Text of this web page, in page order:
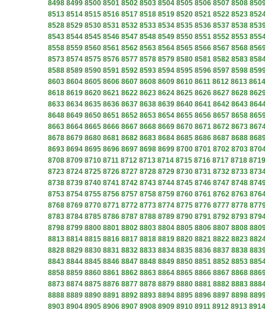
8498 8499 8500 8501 8502 8503 8504 8505 8506 8507 8508
8513 8514 8515 8516 8517 8518 8519 8520 8521 8522 8523
8528 8529 8530 8531 8532 8533 8534 8535 8536 8537 8538
8543 8544 8545 8546 8547 8548 8549 8550 8551 8552 8553
8558 8559 8560 8561 8562 8563 8564 8565 8566 8567 8568
8573 8574 8575 8576 8577 8578 8579 8580 8581 8582 8583
8588 8589 8590 8591 8592 8593 8594 8595 8596 8597 8598
8603 8604 8605 8606 8607 8608 8609 8610 8611 8612 8613 8614
8618 8619 8620 8621 8622 8623 8624 8625 8626 8627 8628
8633 8634 8635 8636 8637 8638 8639 8640 8641 8642 8643
8648 8649 8650 8651 8652 8653 8654 8655 8656 8657 8658
8663 8664 8665 8666 8667 8668 8669 8670 8671 8672 8673
8678 8679 8680 8681 8682 8683 8684 8685 8686 8687 8688
8693 8694 8695 8696 8697 8698 8699 8700 8701 8702 8703
8708 8709 8710 8711 8712 8713 8714 8715 8716 8717 8718 8719
8723 8724 8725 8726 8727 8728 8729 8730 8731 8732 8733
8738 8739 8740 8741 8742 8743 8744 8745 8746 8747 8748
8753 8754 8755 8756 8757 8758 8759 8760 8761 8762 8763
8768 8769 8770 8771 8772 8773 8774 8775 8776 8777 8778
8783 8784 8785 8786 8787 8788 8789 8790 8791 8792 8793
8798 8799 8800 8801 8802 8803 8804 8805 8806 8807 8808
8813 8814 8815 8816 8817 8818 8819 8820 8821 8822 8823
8828 8829 8830 8831 8832 8833 8834 8835 8836 8837 8838
8843 8844 8845 8846 8847 8848 8849 8850 8851 8852 8853
8858 8859 8860 8861 8862 8863 8864 8865 8866 8867 8868
8873 8874 8875 8876 8877 8878 8879 8880 8881 8882 8883
8888 8889 8890 8891 8892 8893 8894 8895 8896 8897 8898
8903 8904 8905 8906 8907 8908 8909 8910 8911 8912 8913 8914